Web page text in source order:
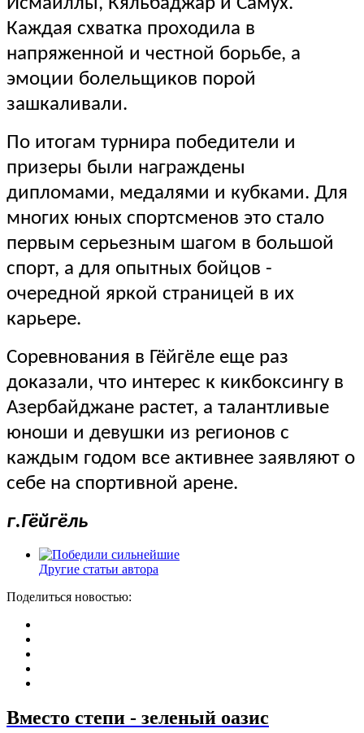
Каждая схватка проходила в
напряженной и честной борьбе, а
эмоции болельщиков порой
зашкаливали.
По итогам турнира победители и
призеры были награждены
дипломами, медалями и кубками. Для
многих юных спортсменов это стало
первым серьезным шагом в большой
спорт, а для опытных бойцов -
очередной яркой страницей в их
карьере.
Соревнования в Гёйгёле еще раз
доказали, что интерес к кикбоксингу в
Азербайджане растет, а талантливые
юноши и девушки из регионов с
каждым годом все активнее заявляют о
себе на спортивной арене.
г.Гёйгёль
Другие статьи автора
Поделиться новостью:
Вместо степи - зеленый оазис